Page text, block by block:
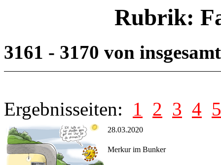
Rubrik:
3161 - 3170 von
Ergebnisseiten: 1 2 3 4 5
28.03.2020
Merkur im Bunker